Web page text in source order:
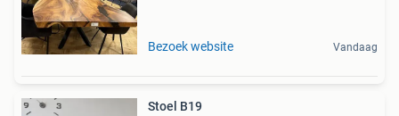
Bezoek website Vandaag
Stoel B19